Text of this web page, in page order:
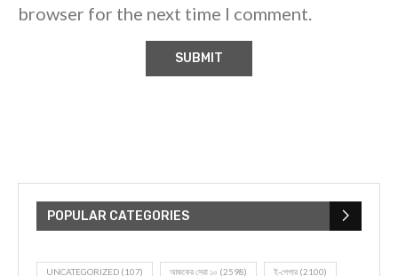
browser for the next time I comment.
POPULAR CATEGORIES
UNCATEGORIZED (107) আজকের সেরা ১০ (2598) ই-পেপার (2100)